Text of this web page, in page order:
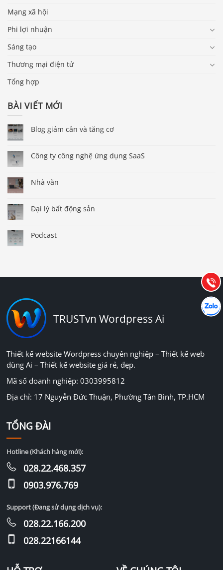
Mạng xã hội
Phi lợi nhuận
Sáng tạo
Thương mại điện tử
Tổng hợp
BÀI VIẾT MỚI
Blog giảm cân và tăng cơ
Công ty công nghệ ứng dụng SaaS
Nhà văn
Đại lý bất động sản
Podcast
TRUSTvn Wordpress Ai
Thiết kế website Wordpress chuyên nghiệp – Thiết kế web
dùng Ai – Thiết kế website giá rẻ, đẹp.
Mã số doanh nghiệp: 0303995812
Địa chỉ: 17 Nguyễn Đức Thuận, Phường Tân Bình, TP.HCM
TỔNG ĐÀI
Hotline (Khách hàng mới):
028.22.468.357
0903.976.769
Support (Đang sử dụng dịch vụ):
028.22.166.200
028.22166144
Gọi
(028) 22.166.144
Chát
Tư vấn